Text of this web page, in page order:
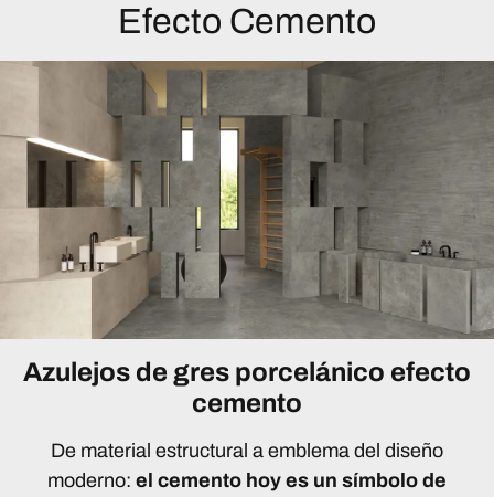
Efecto Cemento
Azulejos de gres porcelánico efecto
cemento
De material estructural a emblema del diseño
moderno: el cemento hoy es un símbolo de